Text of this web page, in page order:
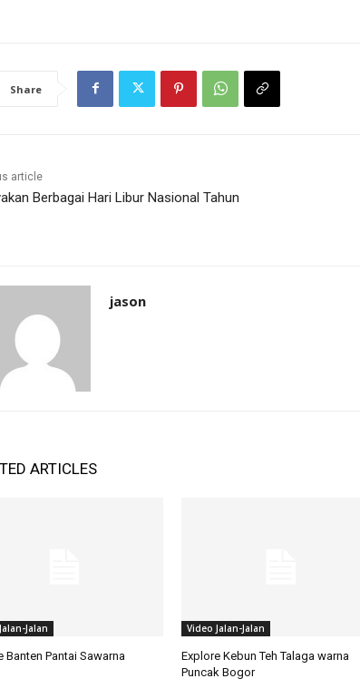
Share
article
Berbagai Hari Libur Nasional Tahun
jason
ARTICLES
Jalan
Banten Pantai Sawarna
Video Jalan-Jalan
Explore Kebun Teh Talaga warna
Puncak Bogor